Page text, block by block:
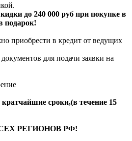
до 240 000 руб при покупке в
подарок!
приобрести в кредит от ведущих
для подачи заявки на
сроки,(в течение 15
РЕГИОНОВ РФ!